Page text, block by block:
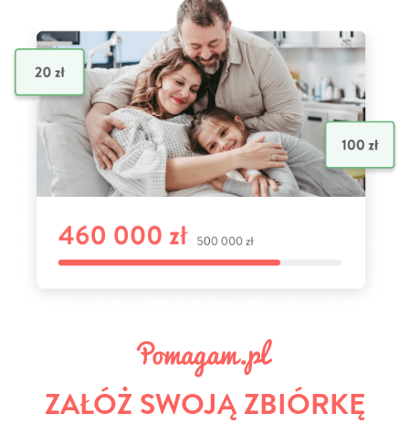
ZAŁÓŻ SWOJĄ ZBIÓRKĘ